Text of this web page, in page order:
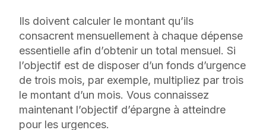
Ils doivent calculer le montant qu’ils
consacrent mensuellement à chaque dépense
essentielle afin d’obtenir un total mensuel. Si
l’objectif est de disposer d’un fonds d’urgence
de trois mois, par exemple, multipliez par trois
le montant d’un mois. Vous connaissez
maintenant l’objectif d’épargne à atteindre
pour les urgences.